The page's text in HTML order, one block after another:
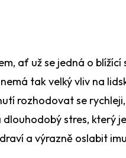
ať už se jedná o
tak velký vliv na
rozhodovat se
stres, který
a výrazně oslabit